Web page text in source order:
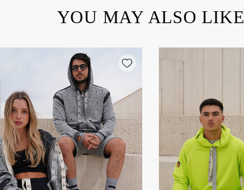
YOU MAY ALSO LIKE
Add wishlist